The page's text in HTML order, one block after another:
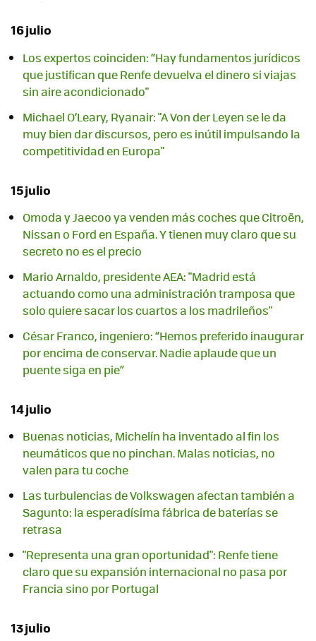
16 julio
Los expertos coinciden: “Hay fundamentos jurídicos
que justifican que Renfe devuelva el dinero si viajas
sin aire acondicionado"
Michael O’Leary, Ryanair: "A Von der Leyen se le da
muy bien dar discursos, pero es inútil impulsando la
competitividad en Europa"
15 julio
Omoda y Jaecoo ya venden más coches que Citroën,
Nissan o Ford en España. Y tienen muy claro que su
secreto no es el precio
Mario Arnaldo, presidente AEA: "Madrid está
actuando como una administración tramposa que
solo quiere sacar los cuartos a los madrileños"
César Franco, ingeniero: “Hemos preferido inaugurar
por encima de conservar. Nadie aplaude que un
puente siga en pie”
14 julio
Buenas noticias, Michelín ha inventado al fin los
neumáticos que no pinchan. Malas noticias, no
valen para tu coche
Las turbulencias de Volkswagen afectan también a
Sagunto: la esperadísima fábrica de baterías se
retrasa
"Representa una gran oportunidad": Renfe tiene
claro que su expansión internacional no pasa por
Francia sino por Portugal
13 julio